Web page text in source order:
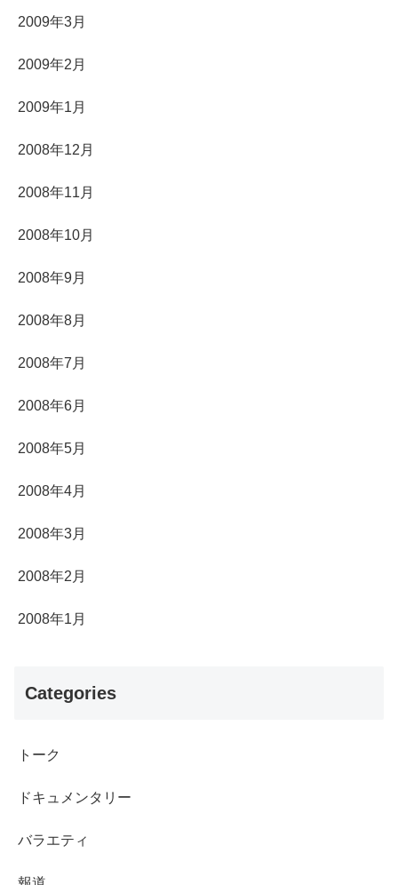
2009年3月
2009年2月
2009年1月
2008年12月
2008年11月
2008年10月
2008年9月
2008年8月
2008年7月
2008年6月
2008年5月
2008年4月
2008年3月
2008年2月
2008年1月
Categories
トーク
ドキュメンタリー
バラエティ